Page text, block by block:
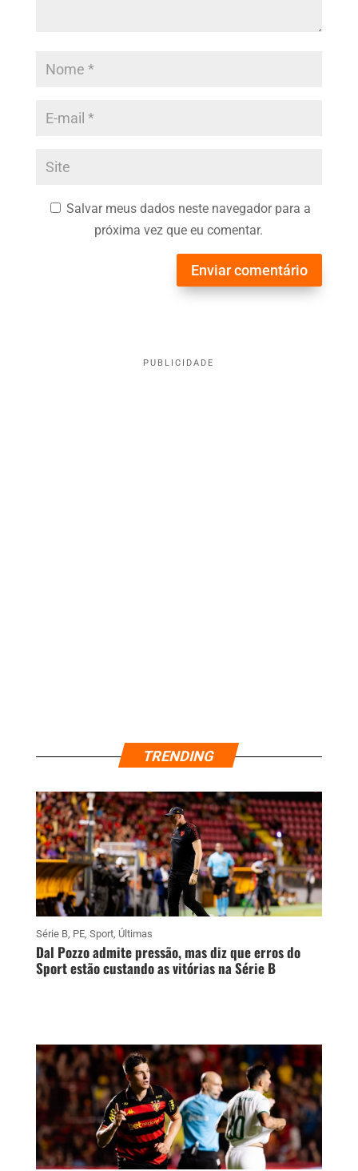
Salvar meus dados neste navegador para a
próxima vez que eu comentar.
Enviar comentário
PUBLICIDADE
TRENDING
Série B, PE, Sport, Últimas
Dal Pozzo admite pressão, mas diz que erros do
Sport estão custando as vitórias na Série B